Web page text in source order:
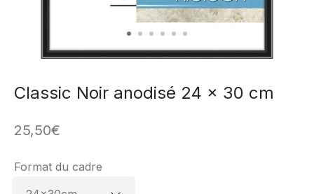
Classic Noir anodisé 24 x 30 cm
25,50€
Format du cadre